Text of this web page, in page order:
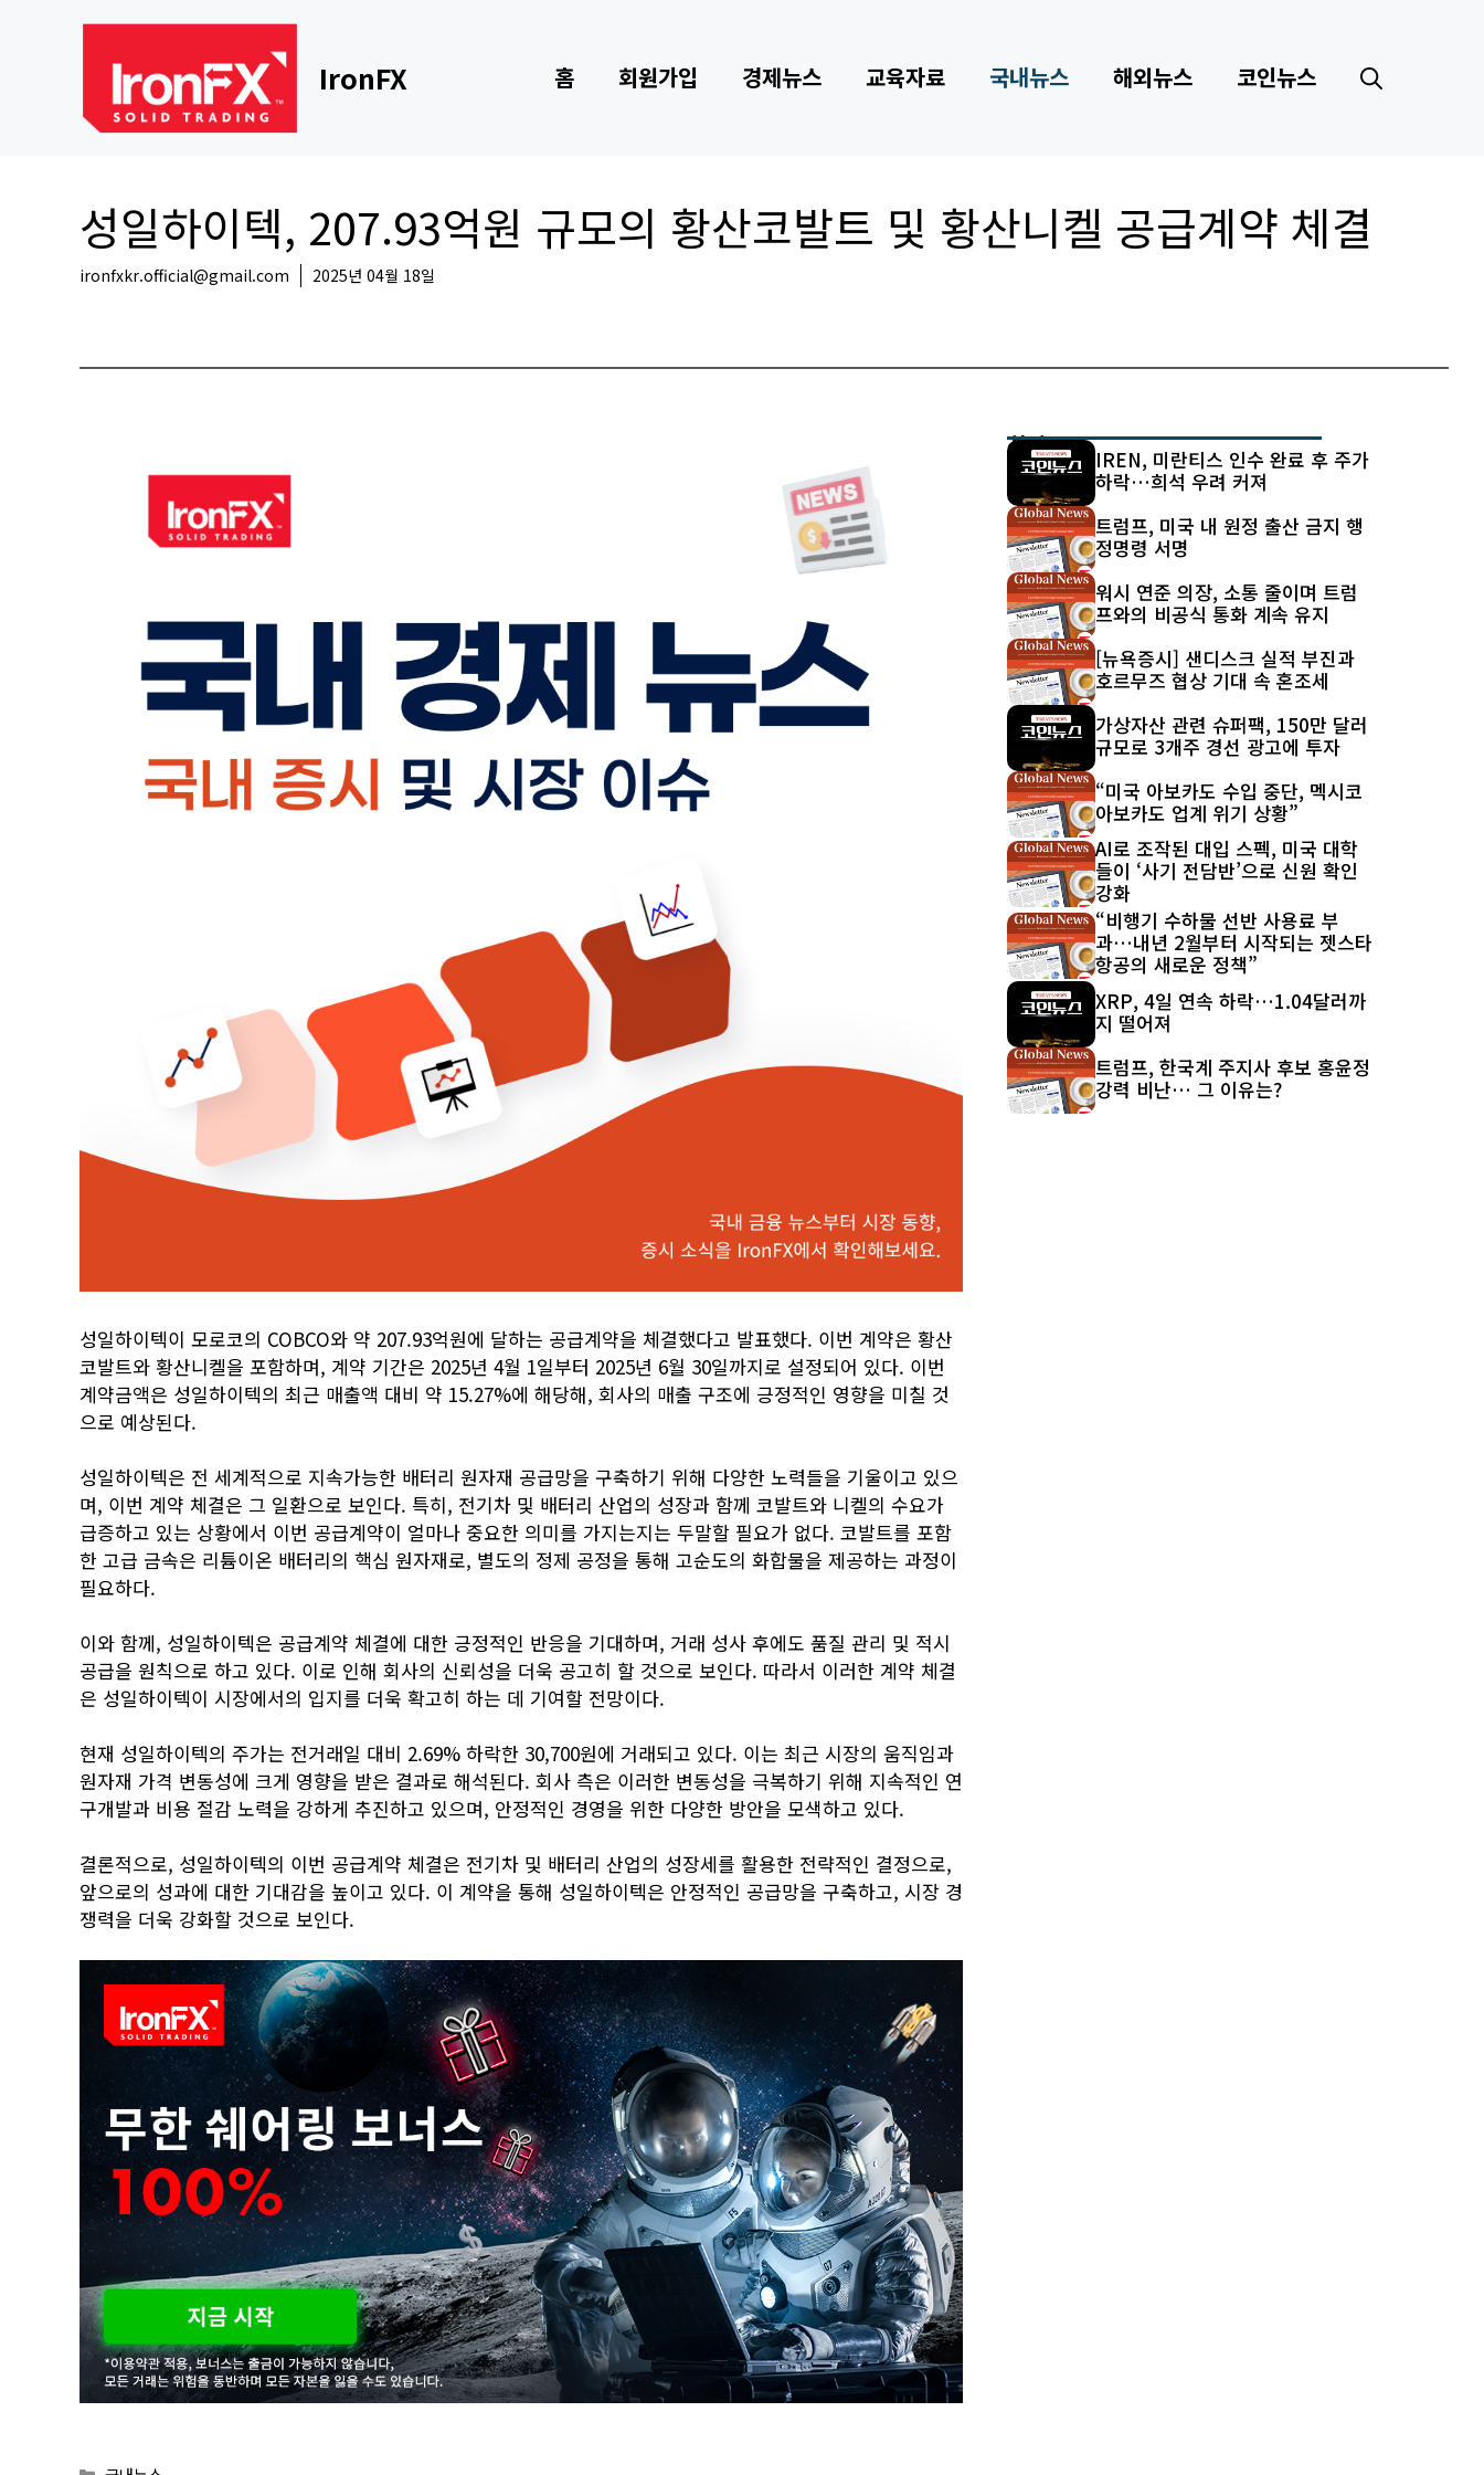
IronFX 홈 회원가입 경제뉴스 교육자료 국내뉴스 해외뉴스 코인뉴스
성일하이텍, 207.93억원 규모의 황산코발트 및 황산니켈 공급계약 체결
ironfxkr.official@gmail.com 2025년 04월 18일
성일하이텍이 모로코의 COBCO와 약 207.93억원에 달하는 공급계약을 체결했다고 발표했다. 이번 계약은 황산
코발트와 황산니켈을 포함하며, 계약 기간은 2025년 4월 1일부터 2025년 6월 30일까지로 설정되어 있다. 이번
계약금액은 성일하이텍의 최근 매출액 대비 약 15.27%에 해당해, 회사의 매출 구조에 긍정적인 영향을 미칠 것
으로 예상된다.
성일하이텍은 전 세계적으로 지속가능한 배터리 원자재 공급망을 구축하기 위해 다양한 노력들을 기울이고 있으
며, 이번 계약 체결은 그 일환으로 보인다. 특히, 전기차 및 배터리 산업의 성장과 함께 코발트와 니켈의 수요가
급증하고 있는 상황에서 이번 공급계약이 얼마나 중요한 의미를 가지는지는 두말할 필요가 없다. 코발트를 포함
한 고급 금속은 리튬이온 배터리의 핵심 원자재로, 별도의 정제 공정을 통해 고순도의 화합물을 제공하는 과정이
필요하다.
이와 함께, 성일하이텍은 공급계약 체결에 대한 긍정적인 반응을 기대하며, 거래 성사 후에도 품질 관리 및 적시
공급을 원칙으로 하고 있다. 이로 인해 회사의 신뢰성을 더욱 공고히 할 것으로 보인다. 따라서 이러한 계약 체결
은 성일하이텍이 시장에서의 입지를 더욱 확고히 하는 데 기여할 전망이다.
현재 성일하이텍의 주가는 전거래일 대비 2.69% 하락한 30,700원에 거래되고 있다. 이는 최근 시장의 움직임과
원자재 가격 변동성에 크게 영향을 받은 결과로 해석된다. 회사 측은 이러한 변동성을 극복하기 위해 지속적인 연
구개발과 비용 절감 노력을 강하게 추진하고 있으며, 안정적인 경영을 위한 다양한 방안을 모색하고 있다.
결론적으로, 성일하이텍의 이번 공급계약 체결은 전기차 및 배터리 산업의 성장세를 활용한 전략적인 결정으로,
앞으로의 성과에 대한 기대감을 높이고 있다. 이 계약을 통해 성일하이텍은 안정적인 공급망을 구축하고, 시장 경
쟁력을 더욱 강화할 것으로 보인다.
최신 글
IREN, 미란티스 인수 완료 후 주가
하락…희석 우려 커져
트럼프, 미국 내 원정 출산 금지 행
정명령 서명
워시 연준 의장, 소통 줄이며 트럼
프와의 비공식 통화 계속 유지
[뉴욕증시] 샌디스크 실적 부진과
호르무즈 협상 기대 속 혼조세
가상자산 관련 슈퍼팩, 150만 달러
규모로 3개주 경선 광고에 투자
“미국 아보카도 수입 중단, 멕시코
아보카도 업계 위기 상황”
AI로 조작된 대입 스펙, 미국 대학
들이 ‘사기 전담반’으로 신원 확인
강화
“비행기 수하물 선반 사용료 부
과…내년 2월부터 시작되는 젯스타
항공의 새로운 정책”
XRP, 4일 연속 하락…1.04달러까
지 떨어져
트럼프, 한국계 주지사 후보 홍윤정
강력 비난… 그 이유는?